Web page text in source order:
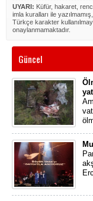
UYARI: Küfür, hakaret,
imla kuralları ile yazılmamış,
Türkçe karakter
onaylanmamaktadır.
Güncel